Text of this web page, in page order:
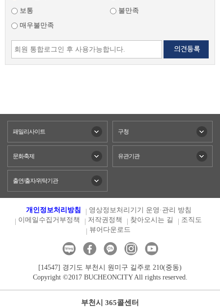
보통
불만족
매우불만족
패밀리사이트 구청
문화축제 유관기관
출연/출자/위탁기관
개인정보처리방침
영상정보처리기기 운영·관리 방침
이메일수집거부정책
저작권정책 찾아오시는 길
조직도
뷰어다운로드
[14547] 경기도 부천시 원미구 길주로 210(중동)
Copyright ©2017 BUCHEONCITY All rights reserved.
부천시 365콜센터